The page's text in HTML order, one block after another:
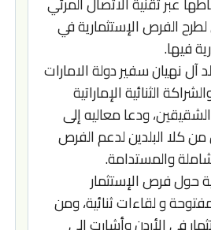
الفرص الإستثمارية في
فيها.
نهيان سفير دولة الامارات
الثنائية الإماراتية
ودعا معاليه إلى
من كلا البلدين لدعم الفرص
والمستدامة.
حول فرص الإستثمار
و لقاءات ثنائية، ومن
في الأردن وأشارت إلى